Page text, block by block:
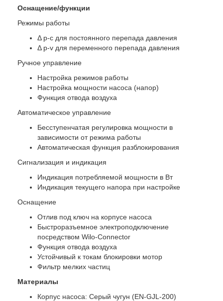
Оснащение/функции
Режимы работы
Δ p-c для постоянного перепада давления
Δ p‐v для переменного перепада давления
Ручное управление
Настройка режимов работы
Настройка мощности насоса (напор)
Функция отвода воздуха
Автоматическое управление
Бесступенчатая регулировка мощности в
зависимости от режима работы
Автоматическая функция разблокирования
Сигнализация и индикация
Индикация потребляемой мощности в Вт
Индикация текущего напора при настройке
Оснащение
Отлив под ключ на корпусе насоса
Быстроразъемное электроподключение
посредством Wilo-Connector
Функция отвода воздуха
Устойчивый к токам блокировки мотор
Фильтр мелких частиц
Материалы
Корпус насоса: Серый чугун (EN‐GJL-200)